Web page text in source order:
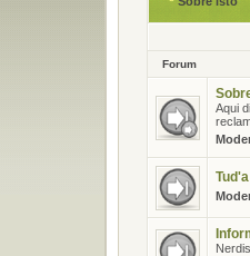
Forum
Aqui